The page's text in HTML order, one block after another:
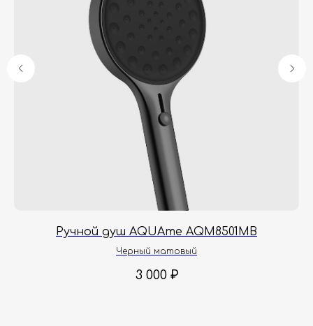
Ручной душ AQUAme AQM8501MB
Черный матовый
3 000 ₽
Москва, Новопесчаная улица, 19к1
info@aquame-shop.ru
Принимаем звонки и обрабатываем
заказы с понедельника по пятницу